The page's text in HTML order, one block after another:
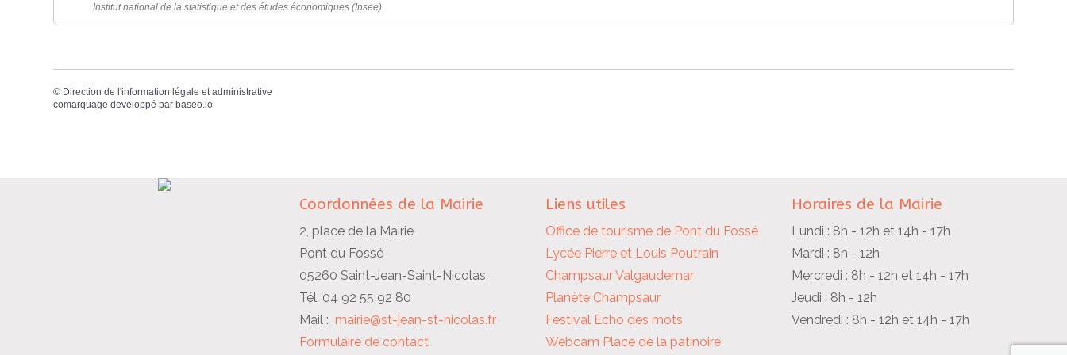
Institut national de la statistique et des études économiques (Insee)
© Direction de l'information légale et administrative
comarquage developpé par baseo.io
Coordonnées de la Mairie
2, place de la Mairie
Pont du Fossé
05260 Saint-Jean-Saint-Nicolas
Tél. 04 92 55 92 80
Mail :mairie@st-jean-st-nicolas.fr
Formulaire de contact
Liens utiles
Office de tourisme de Pont du Fossé
Lycée Pierre et Louis Poutrain
Champsaur Valgaudemar
Planète Champsaur
Festival Echo des mots
Webcam Place de la patinoire
Horaires de la Mairie
Lundi : 8h - 12h et 14h - 17h
Mardi : 8h - 12h
Mercredi : 8h - 12h et 14h - 17h
Jeudi : 8h - 12h
Vendredi : 8h - 12h et 14h - 17h